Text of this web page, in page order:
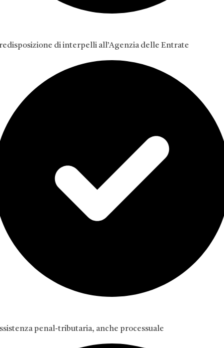
di interpelli all’Agenzia delle Entrate
penal-tributaria, anche processuale